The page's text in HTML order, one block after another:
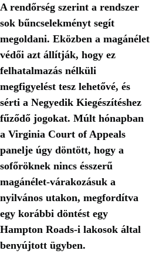
A rendőrség szerint a rendszer
sok bűncselekményt segít
megoldani. Eközben a magánélet
védői azt állítják, hogy ez
felhatalmazás nélküli
megfigyelést tesz lehetővé, és
sérti a Negyedik Kiegészítéshez
fűződő jogokat. Múlt hónapban
a Virginia Court of Appeals
panelje úgy döntött, hogy a
sofőröknek nincs ésszerű
magánélet-várakozásuk a
nyilvános utakon, megfordítva
egy korábbi döntést egy
Hampton Roads-i lakosok által
benyújtott ügyben.